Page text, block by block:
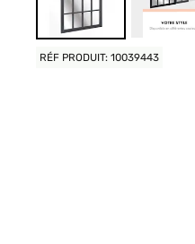
RÉF PRODUIT: 10039443